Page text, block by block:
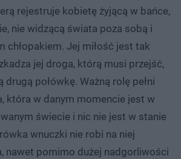
rejestruje kobietę żyjącą w bańce,
nie widzącą świata poza sobą i
chłopakiem. Jej miłość jest tak
jej droga, którą musi przejść,
połówkę. Ważną rolę pełni
która w danym momencie jest w
świecie i nic nie jest w stanie
wnuczki nie robi na niej
nawet pomimo dużej nadgorliwości